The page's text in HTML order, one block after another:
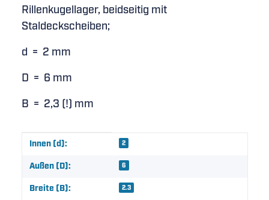
Rillenkugellager, beidseitig mit
Staldeckscheiben;
d = 2 mm
D = 6 mm
B = 2,3 (!) mm
Produkteigenschaft
Wert
Innen (d): 2
Außen (D): 6
Breite (B): 2.3